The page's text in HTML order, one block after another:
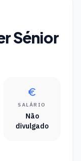
Sénior
SALÁRIO
Não
divulgado